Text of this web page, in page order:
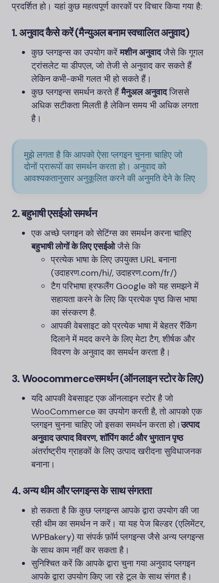
प्रदर्शित हो। यहां कुछ महत्वपूर्ण कारकों पर विचार किया गया है:
1.अनुवाद कैसे करें (मैन्युअल बनाम स्वचालित अनुवाद)
कुछ प्लगइन्स का उपयोग करेंमशीन अनुवादजैसे कि गूगल
ट्रांसलेट या डीपएल, जो तेजी से अनुवाद कर सकते हैं
लेकिन कभी-कभी गलत भी हो सकते हैं।
कुछ प्लगइन्स समर्थन करते हैंमैनुअल अनुवादजिससे
अधिक सटीकता मिलती है लेकिन समय भी अधिक लगता
है।
मुझे लगता है कि आपको ऐसा प्लगइन चुनना चाहिए जो
दोनों प्रारूपों का समर्थन करता हो। अनुवाद को
आवश्यकतानुसार अनुकूलित करने की अनुमति देने के लिए
2.बहुभाषी एसईओ समर्थन
एक अच्छे प्लगइन को सेटिंग्स का समर्थन करना चाहिए
बहुभाषी लोगों के लिए एसईओजैसे कि
प्रत्येक भाषा के लिए उपयुक्त URL बनाना
(उदाहरण.com/hi/,उदाहरण.com/fr/)
टैग परिभाषाह्रफलैंगGoogle को यह समझने में
सहायता करने के लिए कि प्रत्येक पृष्ठ किस भाषा
का संस्करण है.
आपकी वेबसाइट को प्रत्येक भाषा में बेहतर रैंकिंग
दिलाने में मदद करने के लिए मेटा टैग, शीर्षक और
विवरण के अनुवाद का समर्थन करता है।
3.Woocommerceसमर्थन (ऑनलाइन स्टोर के लिए)
यदि आपकी वेबसाइट एक ऑनलाइन स्टोर है जो
WooCommerce का उपयोग करती है, तो आपको एक
प्लगइन चुनना चाहिए जो इसका समर्थन करता हो।उत्पाद
अनुवाद उत्पाद विवरण, शॉपिंग कार्ट और भुगतान पृष्ठ
अंतर्राष्ट्रीय ग्राहकों के लिए उत्पाद खरीदना सुविधाजनक
बनाना।
4.अन्य थीम और प्लगइन्स के साथ संगतता
हो सकता है कि कुछ प्लगइन्स आपके द्वारा उपयोग की जा
रही थीम का समर्थन न करें। या यह पेज बिल्डर (एलिमेंटर,
WPBakery) या संपर्क फ़ॉर्म प्लगइन्स जैसे अन्य प्लगइन्स
के साथ काम नहीं कर सकता है।
सुनिश्चित करें कि आपके द्वारा चुना गया अनुवाद प्लगइन
आपके द्वारा उपयोग किए जा रहे टूल के साथ संगत है।